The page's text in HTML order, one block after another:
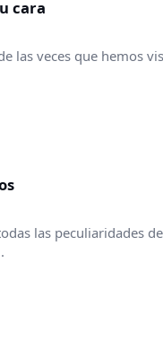
cara
las veces que hemos
las peculiaridades